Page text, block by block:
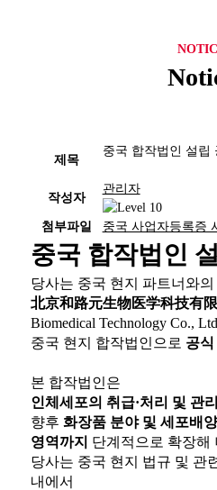
제목
중국 합작법인 설립
작성자
관리자
첨부파일 중국 사업자등록증
중국 합작법인
당사는 중국 현지 파트너와의
北京和路元生物医学科技有
Biomedical Technology Co.,
중국 현지 합작법인으로 공식
본 합작법인은
인체세포의 취급·처리 및 관
향후 화장품 분야 및 세포배
영역까지 단계적으로 확장해
당사는 중국 현지 법규 및 관
내에서